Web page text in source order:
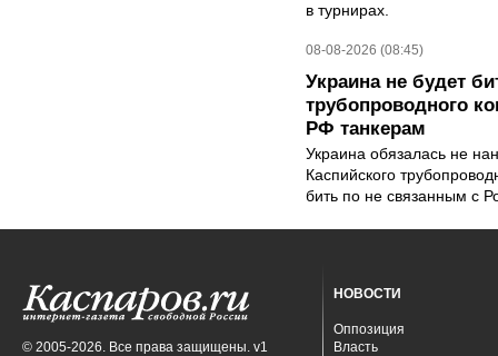
в турнирах.
08-08-2026 (08:45)
Украина не будет
трубопроводного
РФ танкерам
Украина обязалась не
Каспийского
бить по не связанным с
© 2005-2026. Все права защищены. v1
НОВОСТИ
Оппозиция
Власть